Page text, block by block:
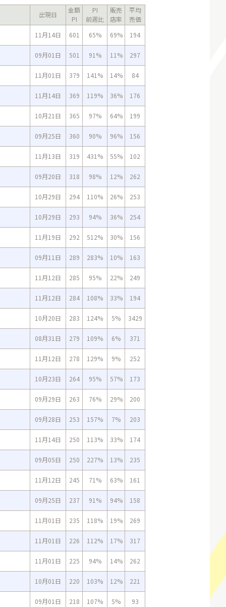
出現日
金額
PI
PI
前週比
販売
店率
平均
売価
11月14日
601 65% 69% 194
09月01日 501 91% 11% 297
11月01日 379 141% 14% 84
11月14日 369 119% 36% 176
10月21日 365 97% 64% 199
09月25日 360 90% 96% 156
11月13日 319 431% 55% 102
09月20日 318 98% 12% 262
10月29日 294 110% 26% 253
10月29日 293 94% 36% 254
11月19日 292 512% 30% 156
09月11日 289 283% 10% 163
11月12日 285 95% 22% 249
11月12日 284 108% 33% 194
10月20日 283 124% 5% 3429
08月31日 279 109% 6% 371
11月12日 278 129% 9% 252
10月23日 264 95% 57% 173
09月29日 263 76% 29% 200
09月28日 253 157% 7% 203
11月14日 250 113% 33% 174
09月05日 250 227% 13% 235
11月12日 245 71% 63% 161
09月25日 237 91% 94% 158
11月01日 235 118% 19% 269
11月01日 226 112% 17% 317
11月01日 225 94% 14% 262
10月01日 220 103% 12% 221
09月01日 218 107% 5% 93